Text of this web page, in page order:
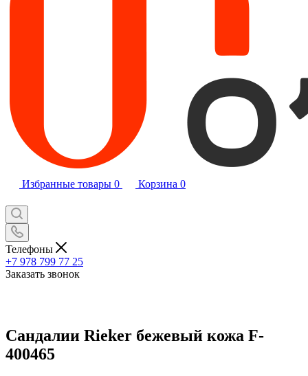
Избранные товары 0 Корзина 0
Телефоны
+7 978 799 77 25
Заказать звонок
Сандалии Rieker бежевый кожа F-
400465